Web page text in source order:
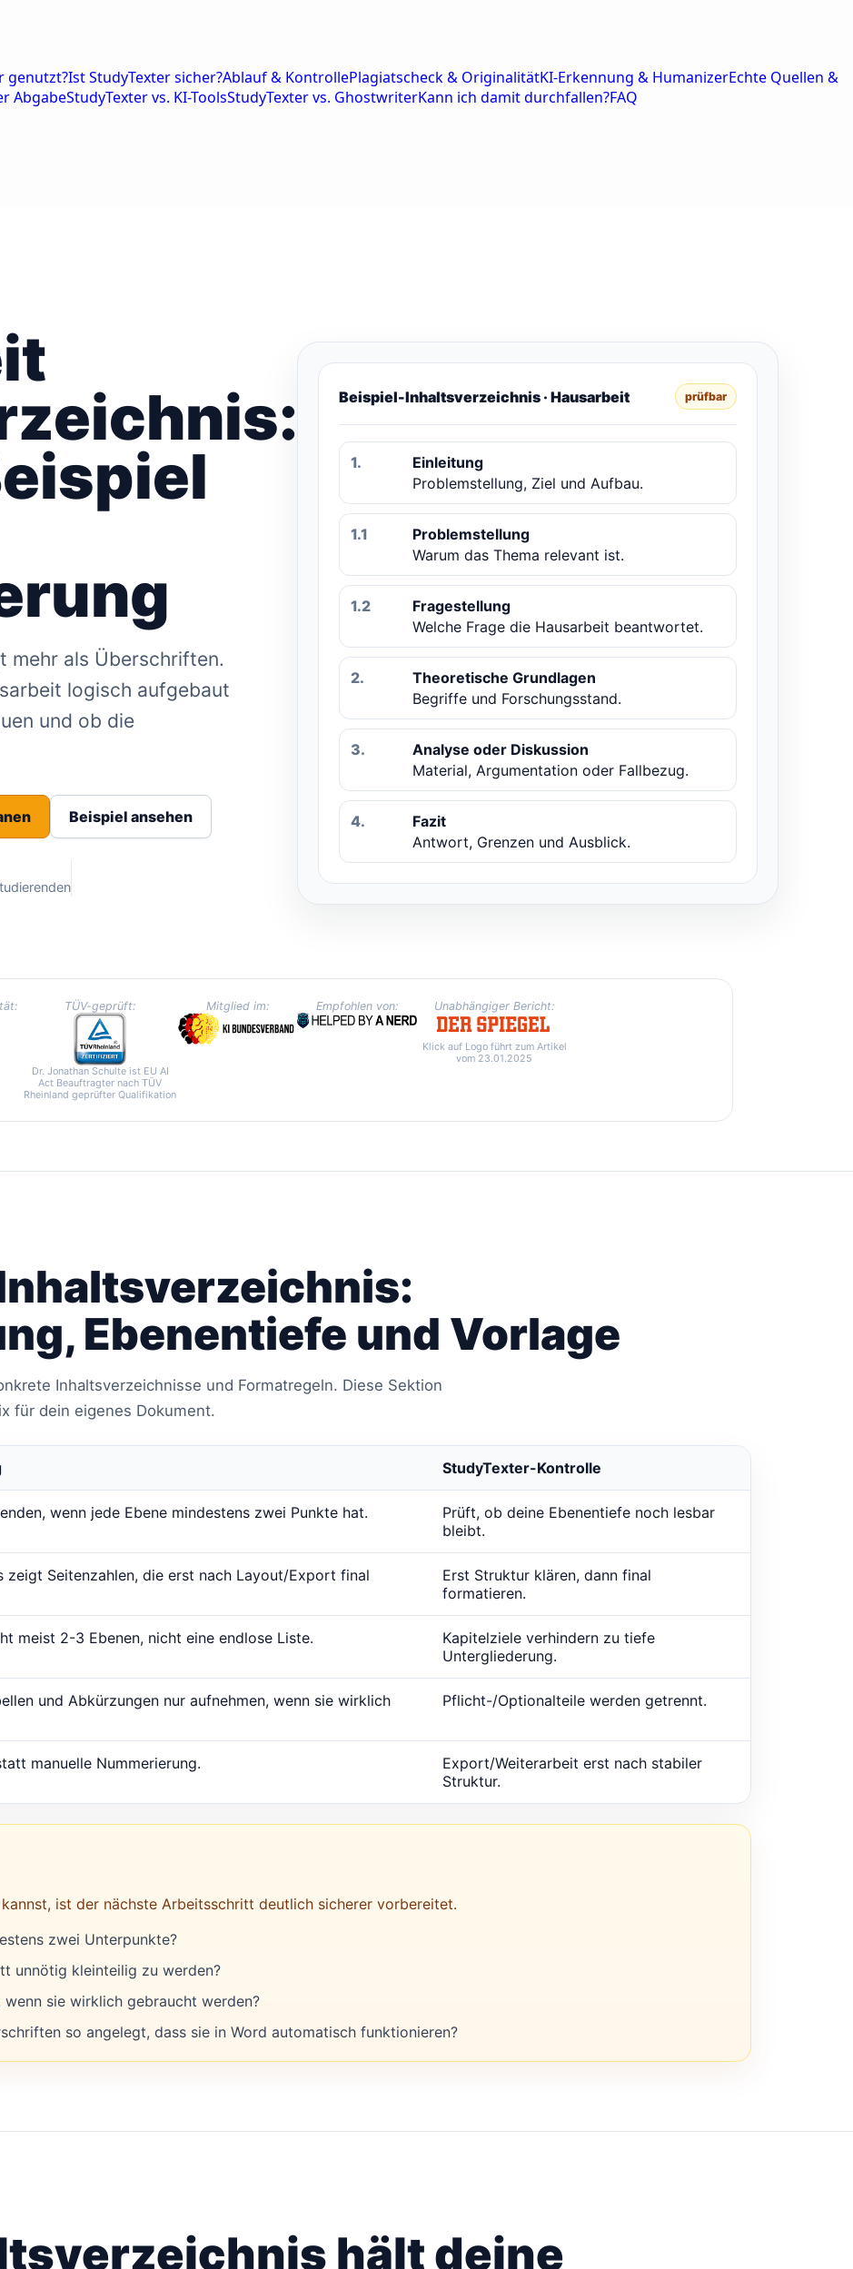
genutzt?Ist StudyTexter sicher?Ablauf & KontrollePlagiatscheck & OriginalitätKI-Erkennung & HumanizerEchte Quellen &
AbgabeStudyTexter vs. KI-ToolsStudyTexter vs. GhostwriterKann ich damit durchfallen?FAQ
mehr als Überschriften.
logisch aufgebaut
und ob die
Beispiel ansehen
Beispiel-Inhaltsverzeichnis · Hausarbeit prüfbar
1.
Einleitung
Problemstellung, Ziel und Aufbau.
1.1
Problemstellung
Warum das Thema relevant ist.
1.2
Fragestellung
Welche Frage die Hausarbeit beantwortet.
2.
Theoretische Grundlagen
Begriffe und Forschungsstand.
3.
Analyse oder Diskussion
Material, Argumentation oder Fallbezug.
4.
Fazit
Antwort, Grenzen und Ausblick.
TÜV-geprüft:
Dr. Jonathan Schulte ist EU AI
Act Beauftragter nach TÜV
Rheinland geprüfter Qualifikation
Mitglied im: Empfohlen von: Unabhängiger Bericht:
Klick auf Logo führt zum Artikel
vom 23.01.2025
Ebenentiefe und Vorlage
Inhaltsverzeichnisse und Formatregeln. Diese Sektion
für dein eigenes Dokument.
StudyTexter-Kontrolle
wenn jede Ebene mindestens zwei Punkte hat.
Prüft, ob deine Ebenentiefe noch lesbar
bleibt.
zeigt Seitenzahlen, die erst nach Layout/Export final
Erst Struktur klären, dann final
formatieren.
meist 2-3 Ebenen, nicht eine endlose Liste.
Kapitelziele verhindern zu tiefe
Untergliederung.
und Abkürzungen nur aufnehmen, wenn sie wirklich
Pflicht-/Optionalteile werden getrennt.
manuelle Nummerierung.
Export/Weiterarbeit erst nach stabiler
Struktur.
ist der nächste Arbeitsschritt deutlich sicherer vorbereitet.
zwei Unterpunkte?
unnötig kleinteilig zu werden?
wenn sie wirklich gebraucht werden?
so angelegt, dass sie in Word automatisch funktionieren?
hält deine